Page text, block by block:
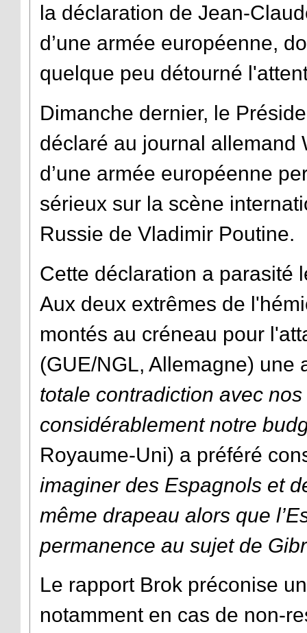
la déclaration de Jean-
d’une armée européenne,
quelque peu détourné
Dimanche dernier, le
déclaré au journal allemand
d’une armée européenne
sérieux sur la scène
Russie de Vladimir Poutine.
Cette déclaration a parasité
Aux deux extrêmes de
montés au créneau pour
(GUE/NGL, Allemagne)
totale contradiction avec
considérablement notre
Royaume-Uni) a préféré
imaginer des Espagnols et
même drapeau alors que
permanence au sujet de
Le rapport Brok préconise
notamment en cas de non-